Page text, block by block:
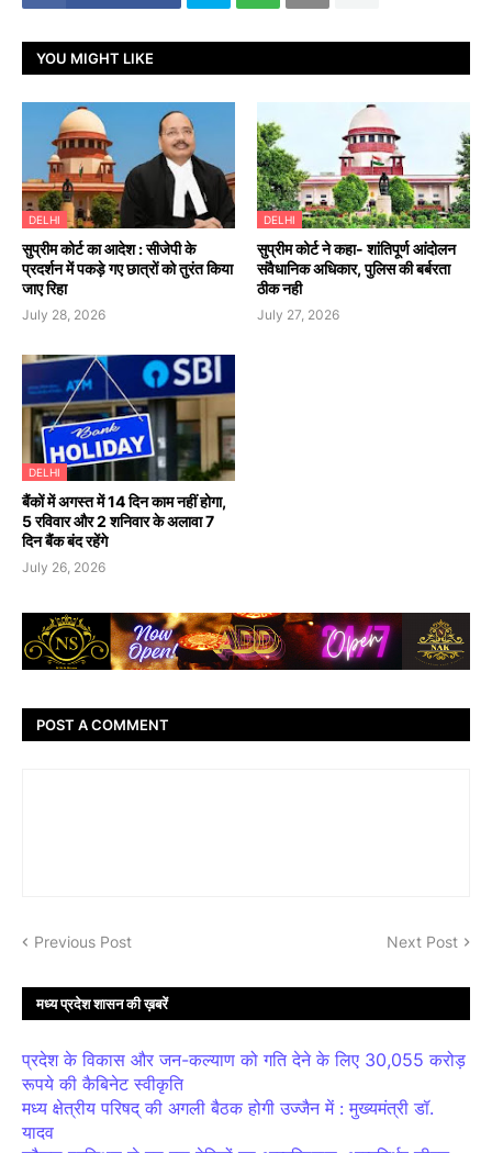
YOU MIGHT LIKE
DELHI
सुप्रीम कोर्ट का आदेश : सीजेपी के
प्रदर्शन में पकड़े गए छात्रों को तुरंत किया
जाए रिहा
July 28, 2026
DELHI
सुप्रीम कोर्ट ने कहा- शांतिपूर्ण आंदोलन
संवैधानिक अधिकार, पुलिस की बर्बरता
ठीक नही
July 27, 2026
DELHI
बैंकों में अगस्त में 14 दिन काम नहीं होगा,
5 रविवार और 2 शनिवार के अलावा 7
दिन बैंक बंद रहेंगे
July 26, 2026
POST A COMMENT
Previous Post Next Post
मध्य प्रदेश शासन की ख़बरें
प्रदेश के विकास और जन-कल्याण को गति देने के लिए 30,055 करोड़
रूपये की कैबिनेट स्वीकृति
मध्य क्षेत्रीय परिषद् की अगली बैठक होगी उज्जैन में : मुख्यमंत्री डॉ.
यादव